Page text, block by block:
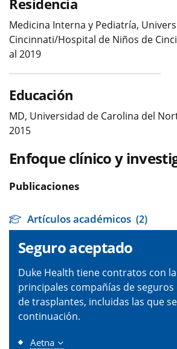
Medicina Interna y Pediatría,
Cincinnati/Hospital de Niños de
al 2019
Educación
MD, Universidad de Carolina del
2015
Enfoque clínico y
Publicaciones
Artículos académicos (2)
Seguro aceptado
Duke Health tiene contratos con
principales compañías de seguros
de trasplantes, incluidas las que
continuación.
Aetna